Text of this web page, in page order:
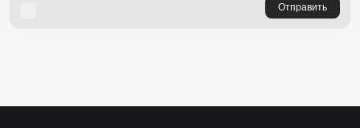
Отправить